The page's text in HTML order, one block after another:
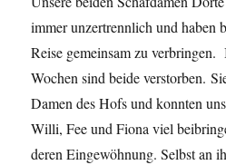
immer unzertrennlich und haben
Reise gemeinsam zu
Wochen sind beide verstorben.
Damen des Hofs und konnten
Willi, Fee und Fiona viel
deren Eingewöhnung. Selbst an